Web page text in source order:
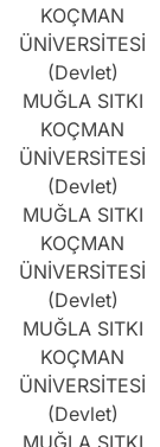
KOÇMAN
ÜNİVERSİTESİ
(Devlet)
MUĞLA SITKI
KOÇMAN
ÜNİVERSİTESİ
(Devlet)
MUĞLA SITKI
KOÇMAN
ÜNİVERSİTESİ
(Devlet)
MUĞLA SITKI
KOÇMAN
ÜNİVERSİTESİ
(Devlet)
MUĞLA SITKI